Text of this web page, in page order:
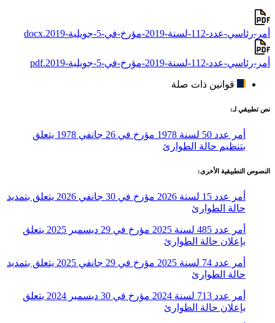
أمر-رئاسي-عدد-112-لسنة-2019-مؤرخ-في-5-جويلية-2019.docx
أمر-رئاسي-عدد-112-لسنة-2019-مؤرخ-في-5-جويلية-2019.pdf
قوانين ذات صلة
نص تطبيقي لـ:
أمر عدد 50 لسنة 1978 مؤرخ في 26 جانفي 1978 يتعلق
بتنظيم حالة الطوارئ
النصوص التطبيقية الأخرى:
أمر عدد 15 لسنة 2026 مؤرخ في 30 جانفي 2026 يتعلق بتمديد
حالة الطوارئ
أمر عدد 485 لسنة 2025 مؤرخ في 29 ديسمبر 2025 يتعلق
بإعلان حالة الطوارئ
أمر عدد 74 لسنة 2025 مؤرخ في 29 جانفي 2025 يتعلق بتمديد
حالة الطوارئ
أمر عدد 713 لسنة 2024 مؤرخ في 30 ديسمبر 2024 يتعلق
بإعلان حالة الطوارئ